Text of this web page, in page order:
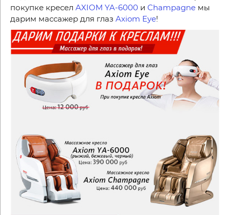
покупке кресел AXIOM YA-6000 и Champagne мы
дарим массажер для глаз Axiom Eye!